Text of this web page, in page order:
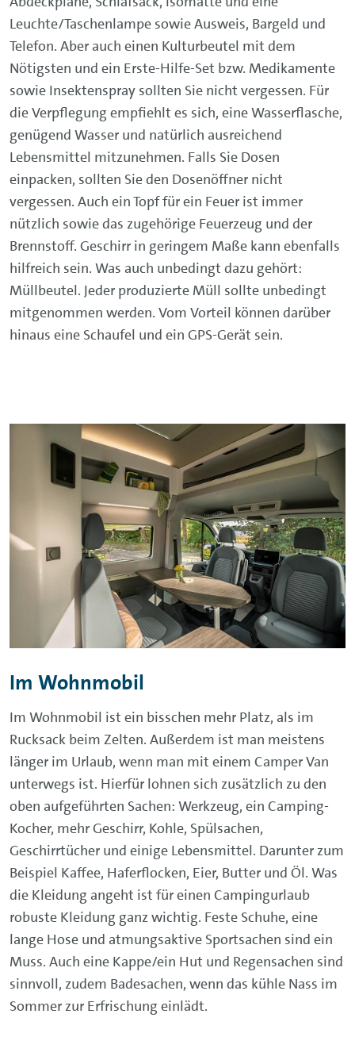
Leuchte/Taschenlampe sowie Ausweis, Bargeld und
Telefon. Aber auch einen Kulturbeutel mit dem
Nötigsten und ein Erste-Hilfe-Set bzw. Medikamente
sowie Insektenspray sollten Sie nicht vergessen. Für
die Verpflegung empfiehlt es sich, eine Wasserflasche,
genügend Wasser und natürlich ausreichend
Lebensmittel mitzunehmen. Falls Sie Dosen
einpacken, sollten Sie den Dosenöffner nicht
vergessen. Auch ein Topf für ein Feuer ist immer
nützlich sowie das zugehörige Feuerzeug und der
Brennstoff. Geschirr in geringem Maße kann ebenfalls
hilfreich sein. Was auch unbedingt dazu gehört:
Müllbeutel. Jeder produzierte Müll sollte unbedingt
mitgenommen werden. Vom Vorteil können darüber
hinaus eine Schaufel und ein GPS-Gerät sein.
Im Wohnmobil
Im Wohnmobil ist ein bisschen mehr Platz, als im
Rucksack beim Zelten. Außerdem ist man meistens
länger im Urlaub, wenn man mit einem Camper Van
unterwegs ist. Hierfür lohnen sich zusätzlich zu den
oben aufgeführten Sachen: Werkzeug, ein Camping-
Kocher, mehr Geschirr, Kohle, Spülsachen,
Geschirrtücher und einige Lebensmittel. Darunter zum
Beispiel Kaffee, Haferflocken, Eier, Butter und Öl. Was
die Kleidung angeht ist für einen Campingurlaub
robuste Kleidung ganz wichtig. Feste Schuhe, eine
lange Hose und atmungsaktive Sportsachen sind ein
Muss. Auch eine Kappe/ein Hut und Regensachen sind
sinnvoll, zudem Badesachen, wenn das kühle Nass im
Sommer zur Erfrischung einlädt.